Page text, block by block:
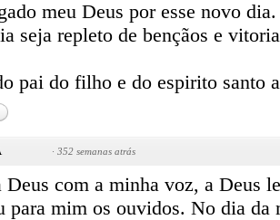
meu Deus por esse novo dia.
seja repleto de bençãos e
pai do filho e do espirito santo
· 352 semanas atrás
com a minha voz, a Deus
para mim os ouvidos. No dia da